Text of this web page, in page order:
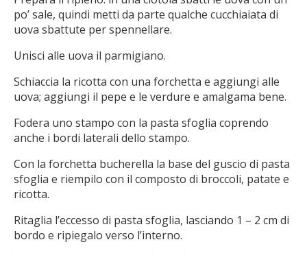
po’ sale, quindi metti da parte qualche cucchiaiata di
uova sbattute per spennellare.
Unisci alle uova il parmigiano.
Schiaccia la ricotta con una forchetta e aggiungi alle
uova; aggiungi il pepe e le verdure e amalgama bene.
Fodera uno stampo con la pasta sfoglia coprendo
anche i bordi laterali dello stampo.
Con la forchetta bucherella la base del guscio di pasta
sfoglia e riempilo con il composto di broccoli, patate e
ricotta.
Ritaglia l’eccesso di pasta sfoglia, lasciando 1 – 2 cm di
bordo e ripiegalo verso l’interno.